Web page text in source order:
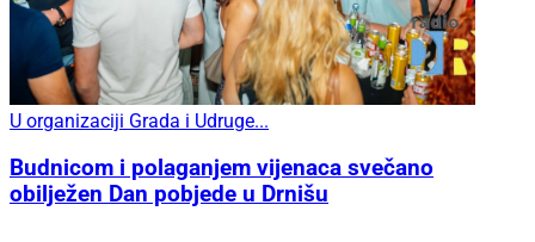
U organizaciji Grada i Udruge...
Budnicom i polaganjem vijenaca svečano
obilježen Dan pobjede u Drnišu